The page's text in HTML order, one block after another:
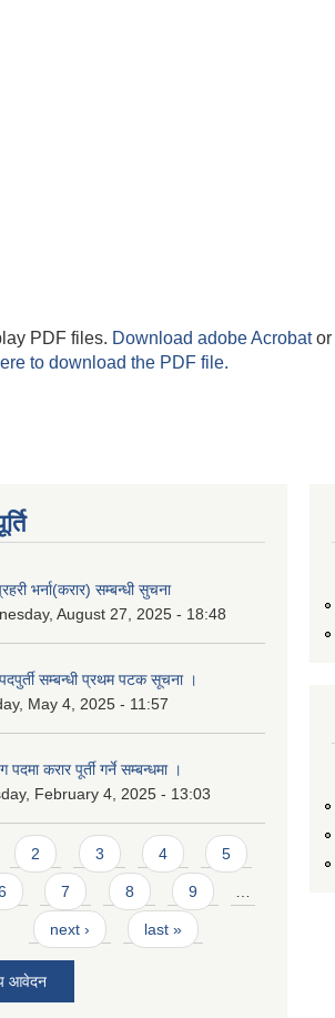
PDF files. Download adobe Acrobator
to download the PDF file.
भर्ना(करार) सम्बन्धी सुचना
August 27, 2025 - 18:48
सम्बन्धी प्रथम पटक सूचना ।
May 4, 2025 - 11:57
पदमा करार पूर्ती गर्ने सम्बन्धमा ।
February 4, 2025 - 13:03
2 3 4 5
7 8 9
next › last »
आवेदन